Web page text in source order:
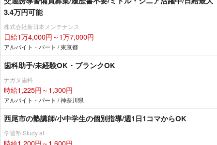
3.4万円可能
株式会社新日本メンテナンス
日給1万4,000円～1万7,000円
アルバイト・パート / 東京都
歯科助手/未経験OK・ブランクOK
ナガタ歯科
時給1,225円～1,300円
アルバイト・パート / 神奈川県
西尾市の塾講師/小中学生の個別指導/週1日1コマからOK
学習塾 Study at
時給1,200円～1,600円